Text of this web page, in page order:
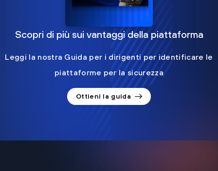
Scopri di più sui vantaggi della piattaforma
Leggi la nostra Guida per i dirigenti per identificare le
piattaforme per la sicurezza
Ottieni la guida